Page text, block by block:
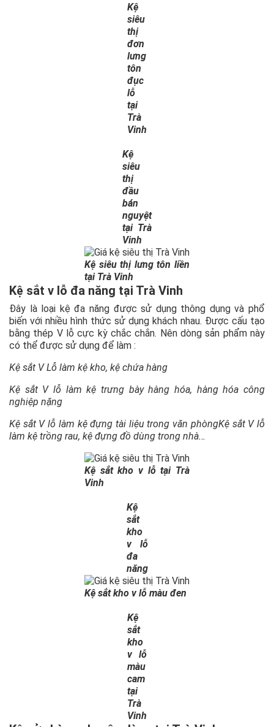
Kệ
siêu
thị
đơn
lưng
tôn
đục
lỗ
tại
Trà
Vinh
Kệ
siêu
thị
đầu
bán
nguyệt
tại Trà
Vinh
Kệ siêu thị lưng tôn liền
tại Trà Vinh
Kệ sắt v lỗ đa năng tại Trà Vinh
Đây là loại kệ đa năng được sử dụng thông dụng và phổ
biến với nhiều hình thức sử dụng khách nhau. Được cấu tạo
bằng thép V lỗ cực kỳ chắc chắn. Nên dòng sản phẩm này
có thể được sử dụng để làm :
Kệ sắt V Lỗ làm kệ kho, kệ chứa hàng
Kệ sắt V lỗ làm kệ trưng bày hàng hóa, hàng hóa công
nghiệp nặng
Kệ sắt V lỗ làm kệ đựng tài liệu trong văn phòngKệ sắt V lỗ
làm kệ trồng rau, kệ đựng đồ dùng trong nhà…
Kệ sắt kho v lỗ tại Trà
Vinh
Kệ
sắt
kho
v lỗ
đa
năng
Kệ sắt kho v lỗ màu đen
Kệ
sắt
kho
v lỗ
màu
cam
tại
Trà
Vinh